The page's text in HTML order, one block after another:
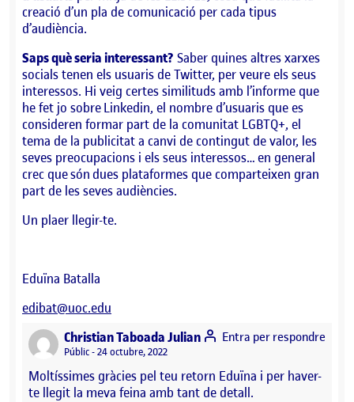
creació d’un pla de comunicació per cada tipus
d’audiència.
Saps què seria interessant? Saber quines altres xarxes
socials tenen els usuaris de Twitter, per veure els seus
interessos. Hi veig certes similituds amb l’informe que
he fet jo sobre Linkedin, el nombre d’usuaris que es
consideren formar part de la comunitat LGBTQ+, el
tema de la publicitat a canvi de contingut de valor, les
seves preocupacions i els seus interessos… en general
crec que són dues plataformes que comparteixen gran
part de les seves audiències.
Un plaer llegir-te.
Eduïna Batalla
edibat@uoc.edu
Christian Taboada Juliansays:
Visibilitat:
Públic 24 octubre, 2022
Moltíssimes gràcies pel teu retorn Eduïna i per haver-
te llegit la meva feina amb tant de detall.
Entra per respondre